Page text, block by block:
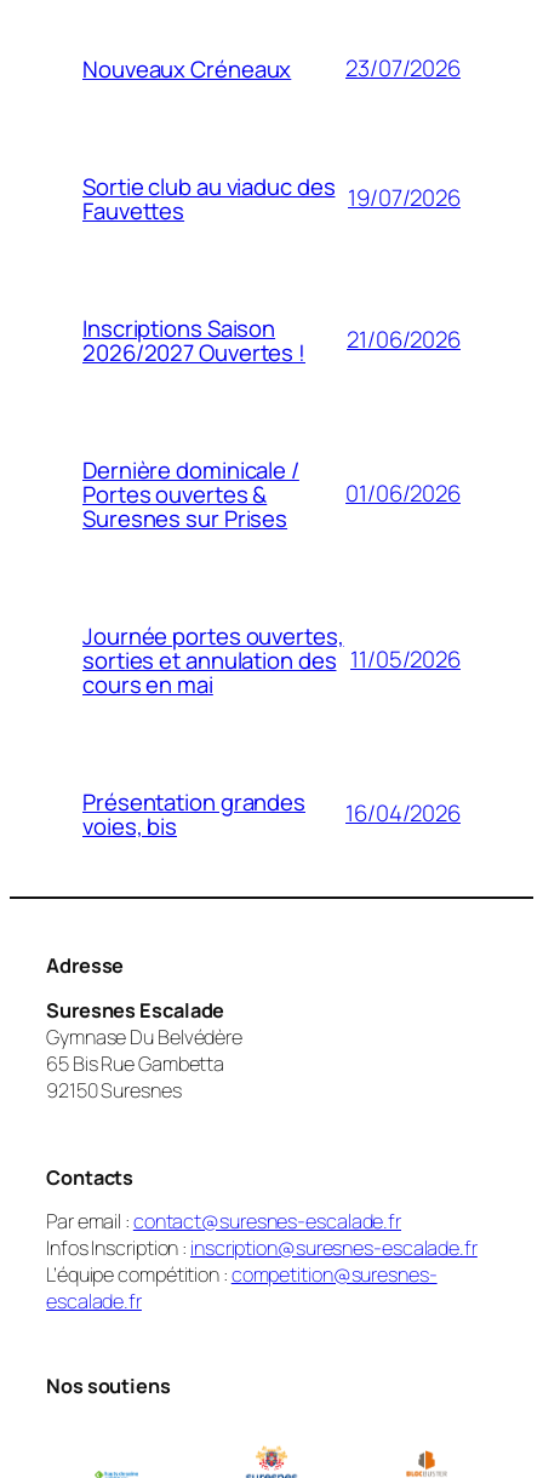
Nouveaux Créneaux 23/07/2026
Sortie club au viaduc des
Fauvettes 19/07/2026
Inscriptions Saison
2026/2027 Ouvertes ! 21/06/2026
Dernière dominicale /
Portes ouvertes &
Suresnes sur Prises
01/06/2026
Journée portes ouvertes,
sorties et annulation des
cours en mai
11/05/2026
Présentation grandes
voies, bis 16/04/2026
Adresse
Suresnes Escalade
Gymnase Du Belvédère
65 Bis Rue Gambetta
92150 Suresnes
Contacts
Par email :contact@suresnes-escalade.fr
Infos Inscription : inscription@suresnes-escalade.fr
L’équipe compétition :competition@suresnes-
escalade.fr
Nos soutiens